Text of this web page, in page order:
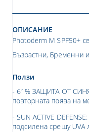
ОПИСАНИЕ
Photoderm M SPF50+
Възрастни, Бременни
Ползи
- 61% ЗАЩИТА ОТ
повторната поява на
- SUN ACTIVE
подсилена срещу UVA